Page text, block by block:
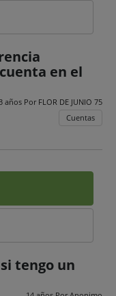
en el
años Por FLOR DE JUNIO 75
Cuentas
tengo un